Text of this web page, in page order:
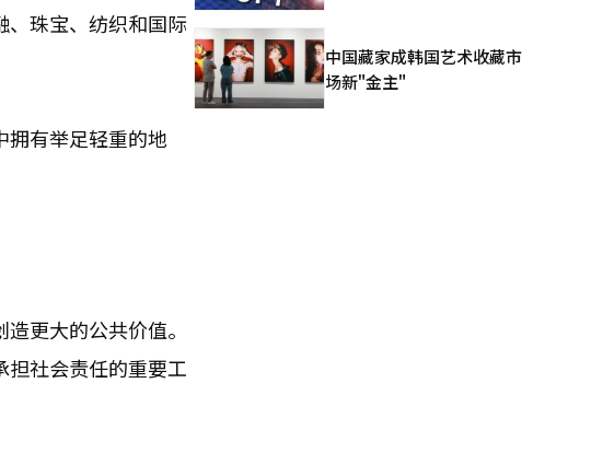
、珠宝、纺织和国际
拥有举足轻重的地
更大的公共价值。
担社会责任的重要工
中国藏家成韩国艺术收藏市
场新"金主"